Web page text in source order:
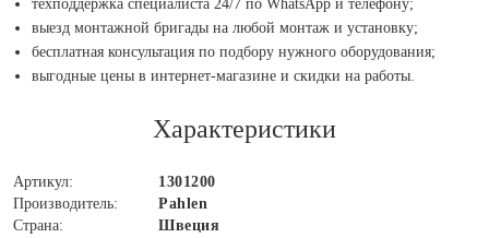
техподдержка специалиста 24/7 по WhatsApp и телефону;
выезд монтажной бригады на любой монтаж и установку;
бесплатная консультация по подбору нужного оборудования;
выгодные цены в интернет-магазине и скидки на работы.
Характеристики
Артикул:
1301200
Производитель:
Pahlen
Страна:
Швеция